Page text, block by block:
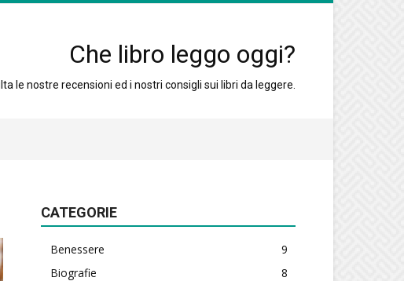
Che libro leggo oggi?
le nostre recensioni ed i nostri consigli sui libri da leggere.
CATEGORIE
Benessere
9
Biografie
8